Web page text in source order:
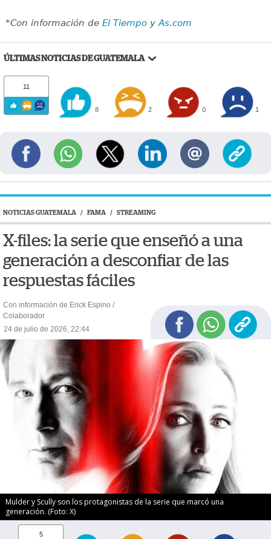
*Con información de El TiempoyAs.com
ÚLTIMAS NOTICIAS DE GUATEMALA
11
8 2 0 1
NOTICIAS GUATEMALA / FAMA / STREAMING
X-files: la serie que enseñó a una
generación a desconfiar de las
respuestas fáciles
Con información de Erick Espino /
Colaborador
24 de julio de 2026, 22:44
Mulder y Scully son los protagonistas de la serie que marcó una
generación. (Foto: X)
5